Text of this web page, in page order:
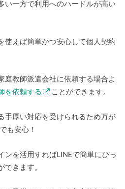
い一方で利用へのハードルが高い
使えば簡単かつ安心して個人契約
庭教師派遣会社に依頼する場合よ
を依頼する ことができます。
手厚い対応を受けられるため万が
も安心！
ンを活用すればLINEで簡単にぴっ
できます。